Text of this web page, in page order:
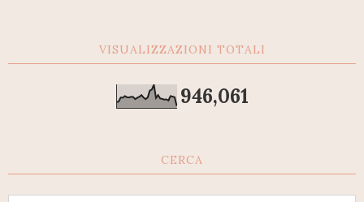
VISUALIZZAZIONI TOTALI
946,061
CERCA